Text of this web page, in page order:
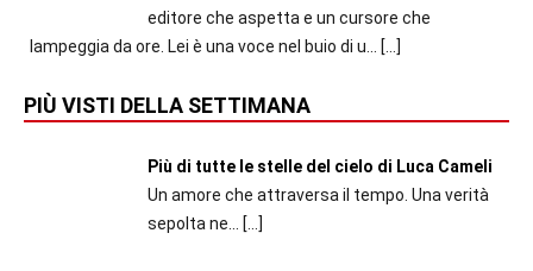
editore che aspetta e un cursore che
lampeggia da ore. Lei è una voce nel buio di u...
[…]
PIÙ VISTI DELLA SETTIMANA
Più di tutte le stelle del cielo di Luca Cameli
Un amore che attraversa il tempo. Una verità
sepolta ne...
[…]